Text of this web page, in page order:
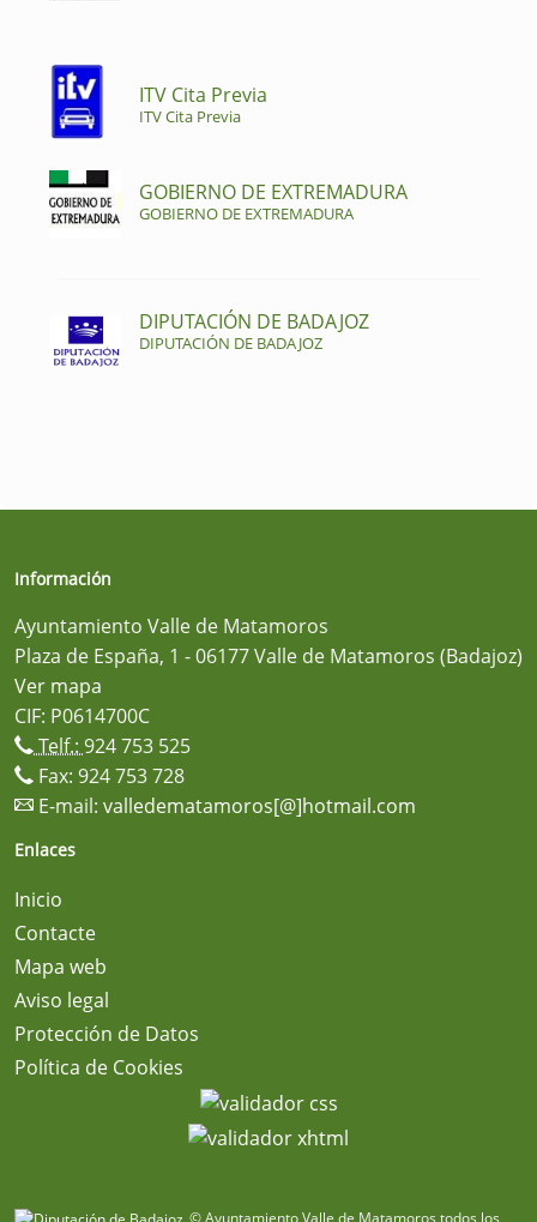
ITV Cita Previa
ITV Cita Previa
GOBIERNO DE EXTREMADURA
GOBIERNO DE EXTREMADURA
DIPUTACIÓN DE BADAJOZ
DIPUTACIÓN DE BADAJOZ
Información
Ayuntamiento Valle de Matamoros
Plaza de España, 1 - 06177 Valle de Matamoros (Badajoz)
Ver mapa
CIF: P0614700C
Telf.: 924 753 525
Fax: 924 753 728
E-mail: valledematamoros[@]hotmail.com
Enlaces
Inicio
Contacte
Mapa web
Aviso legal
Protección de Datos
Política de Cookies